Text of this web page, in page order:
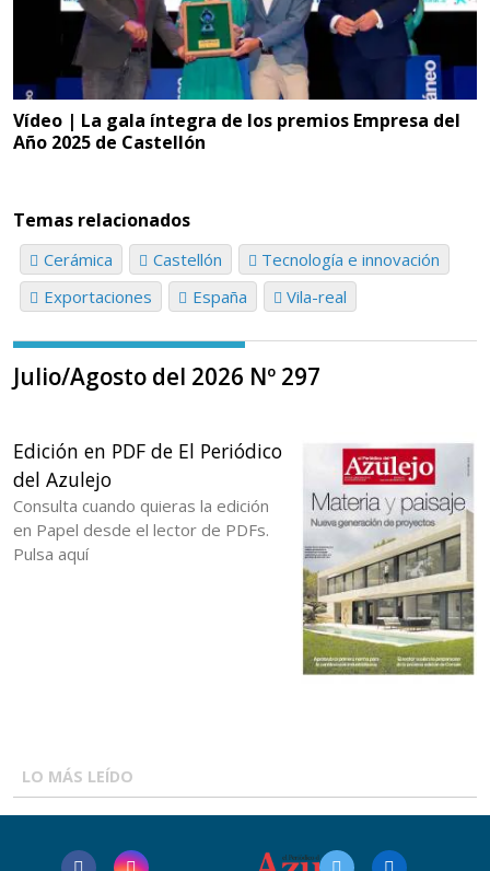
Vídeo | La gala íntegra de los premios Empresa del
Año 2025 de Castellón
Temas relacionados
Cerámica Castellón
Tecnología e innovación
Exportaciones
España Vila-real
Julio/Agosto del 2026 Nº 297
Edición en PDF de El Periódico
del Azulejo
Consulta cuando quieras la edición
en Papel desde el lector de PDFs.
Pulsa aquí
LO MÁS LEÍDO